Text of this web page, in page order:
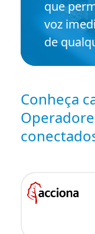
que
voz
de
Conheça